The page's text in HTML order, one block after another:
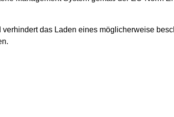
das Laden eines möglicherweise